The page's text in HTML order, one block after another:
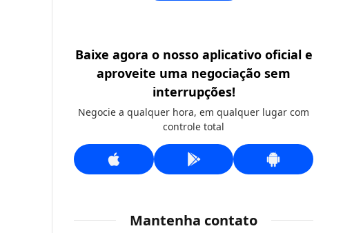
Baixe agora o nosso aplicativo oficial e
aproveite uma negociação sem
interrupções!
Negocie a qualquer hora, em qualquer lugar com
controle total
Mantenha contato